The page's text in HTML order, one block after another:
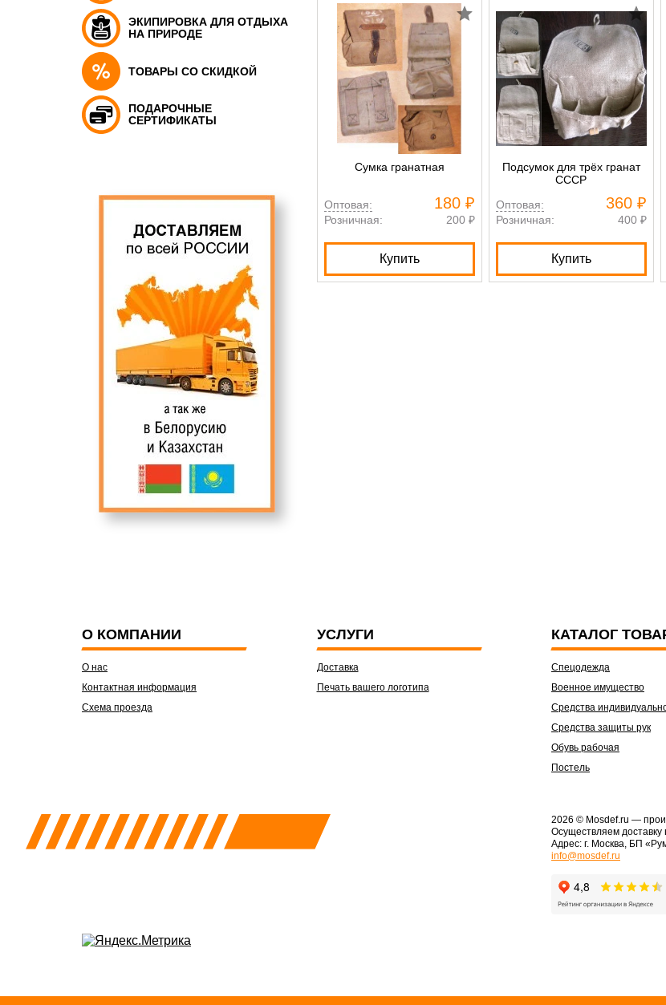
ЭКИПИРОВКА ДЛЯ ОТДЫХА
НА ПРИРОДЕ
ТОВАРЫ СО СКИДКОЙ
ПОДАРОЧНЫЕ
СЕРТИФИКАТЫ
Сумка гранатная
Оптовая: 180 ₽
Розничная: 200 ₽
Купить
Подсумок для трёх гранат
СССР
Оптовая:
360 ₽
Розничная: 400 ₽
Купить
О КОМПАНИИ
О нас
Контактная информация
Схема проезда
УСЛУГИ
Доставка
Печать вашего логотипа
КАТАЛОГ
Спецодежда
Военное имущество
Средства
Средства защиты рук
Обувь рабочая
Постель
2026 © Mosdef.ru —
Осуществляем доставку
Адрес: г. Москва, БП
info@mosdef.ru